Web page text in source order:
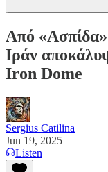
Από
Ιράν
Iron Dome
Sergius Catilina
Jun 19, 2025
Listen